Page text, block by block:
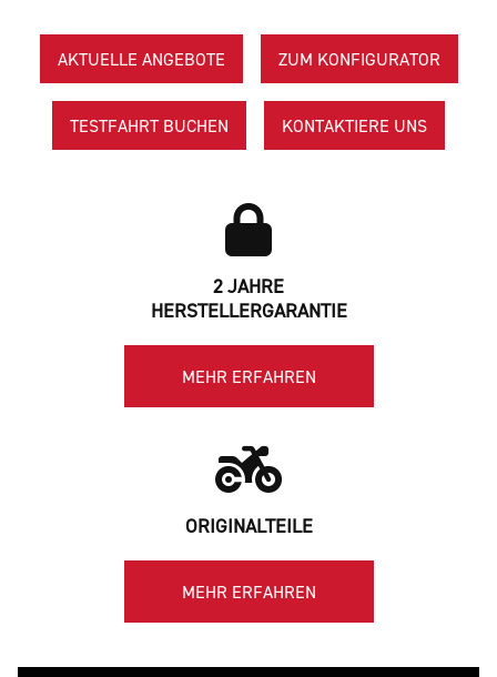
ZUM KONFIGURATOR
TESTFAHRT BUCHEN
AKTUELLE ANGEBOTE
KONTAKTIERE UNS
2 JAHRE
HERSTELLERGARANTIE
MEHR ERFAHREN
ORIGINALTEILE
MEHR ERFAHREN